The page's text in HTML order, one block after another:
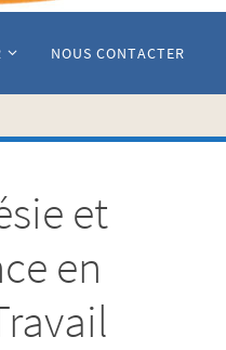
NOUS CONTACTER
et
en